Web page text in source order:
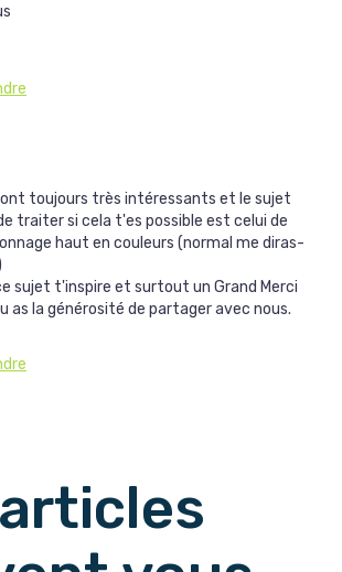
toujours très intéressants et le sujet
traiter si cela t'es possible est celui de
haut en couleurs (normal me diras-
sujet t'inspire et surtout un Grand Merci
as la générosité de partager avec nous.